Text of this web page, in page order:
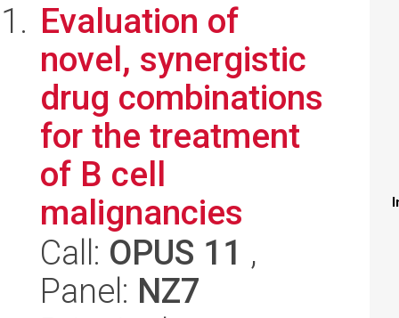
Evaluation of
novel, synergistic
drug combinations
for the treatment
of B cell
malignancies
Call: OPUS 11 ,
Panel: NZ7